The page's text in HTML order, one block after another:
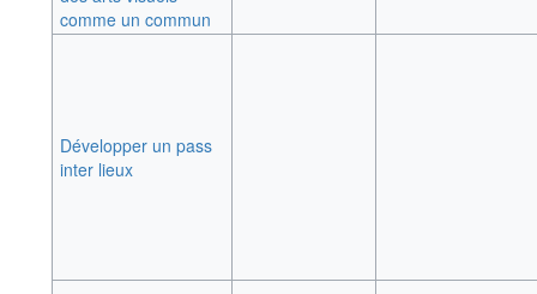
comme un commun
Développer un pass
inter lieux